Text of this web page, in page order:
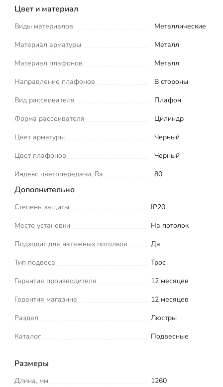
Цвет и материал
Виды материалов
Металлические
Материал арматуры
Металл
Материал плафонов
Металл
Направление плафонов
В стороны
Вид рассеивателя
Плафон
Форма рассеивателя
Цилиндр
Цвет арматуры
Черный
Цвет плафонов
Черный
Индекс цветопередачи, Ra
80
Дополнительно
Степень защиты
IP20
Место установки
На потолок
Подходит для натяжных потолков
Да
Тип подвеса
Трос
Гарантия производителя
12 месяцев
Гарантия магазина
12 месяцев
Раздел
Люстры
Каталог
Подвесные
Размеры
Длина, мм
1260